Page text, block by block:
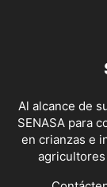
Al alcance de
SENASA para
en crianzas e